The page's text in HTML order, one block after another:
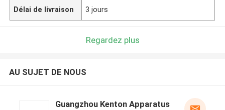
Délai de livraison 3 jours
Regardez plus
AU SUJET DE NOUS
Guangzhou Kenton Apparatus